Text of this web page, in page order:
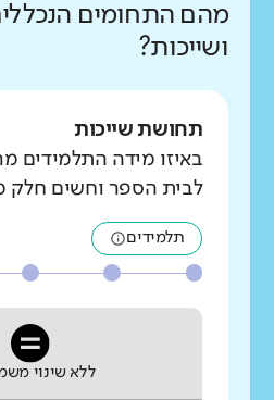
מהם התחומים
ושייכות?
תחושת שייכות
באיזו מידה התלמידים
לבית הספר וחשים חלק
תלמידים
ללא שינוי